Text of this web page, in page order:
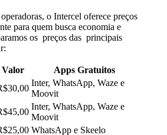
o Intercel oferece preços
para quem busca economia e
os preços das principais
Valor
Apps Gratuitos
Inter, WhatsApp, Waze e
Moovit
Inter, WhatsApp, Waze e
Moovit
WhatsApp e Skeelo